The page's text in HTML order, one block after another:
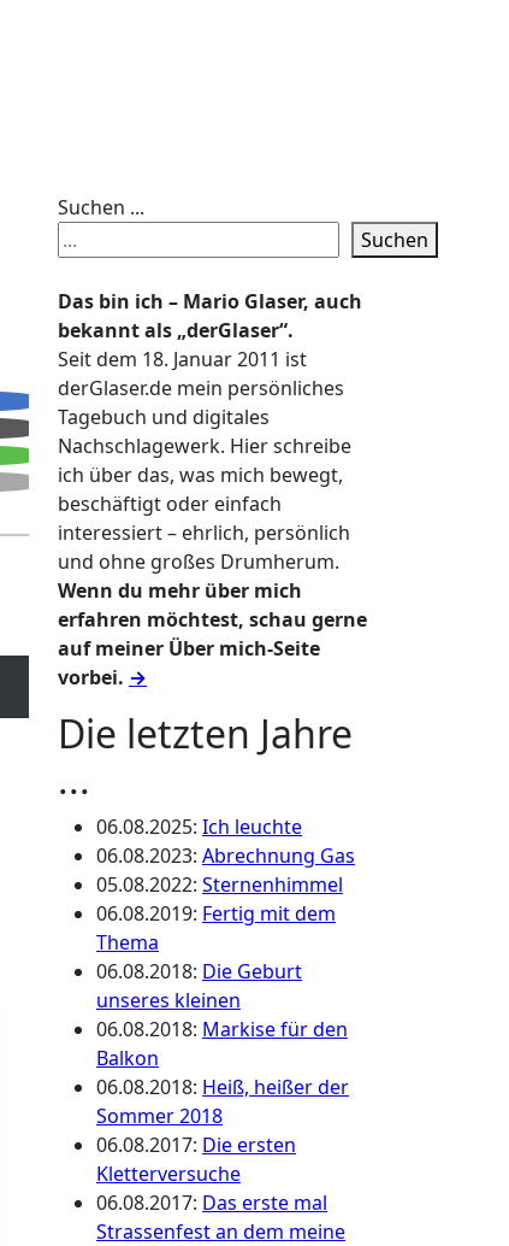
Suchen ...
Suchen
Das bin ich – Mario Glaser, auch
bekannt als „derGlaser“.
Seit dem 18. Januar 2011 ist
derGlaser.de mein persönliches
Tagebuch und digitales
Nachschlagewerk. Hier schreibe
ich über das, was mich bewegt,
beschäftigt oder einfach
interessiert – ehrlich, persönlich
und ohne großes Drumherum.
Wenn du mehr über mich
erfahren möchtest, schau gerne
auf meiner Über mich-Seite
vorbei. →
Die letzten Jahre
...
06.08.2025: Ich leuchte
06.08.2023: Abrechnung Gas
05.08.2022: Sternenhimmel
06.08.2019: Fertig mit dem
Thema
06.08.2018: Die Geburt
unseres kleinen
06.08.2018: Markise für den
Balkon
06.08.2018: Heiß, heißer der
Sommer 2018
06.08.2017: Die ersten
Kletterversuche
06.08.2017: Das erste mal
Strassenfest an dem meine